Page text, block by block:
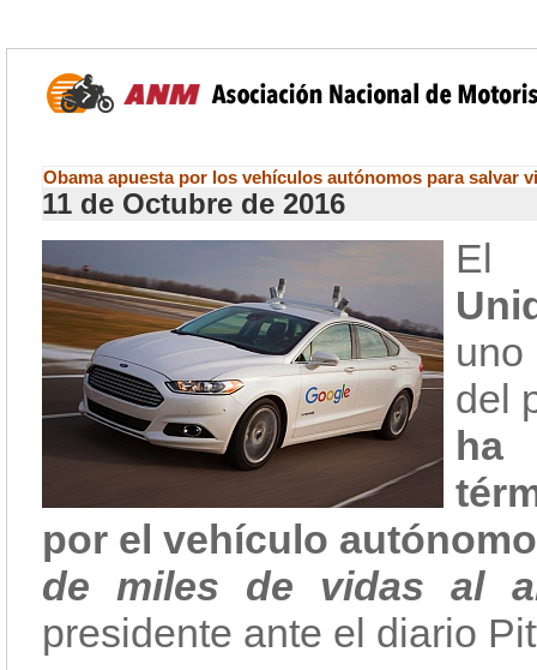
Obama apuesta por los vehículos autónomos para salvar
11 de Octubre de 2016
El
uno
del
ha
por el vehículo
de miles de vidas al
presidente ante el diario